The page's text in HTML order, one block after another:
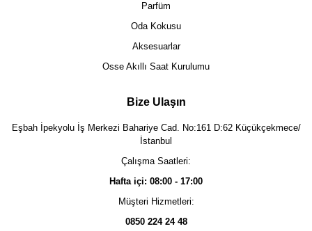
Parfüm
Oda Kokusu
Aksesuarlar
Osse Akıllı Saat Kurulumu
Bize Ulaşın
Eşbah İpekyolu İş Merkezi Bahariye Cad. No:161 D:62 Küçükçekmece/
İstanbul
Çalışma Saatleri:
Hafta içi: 08:00 - 17:00
Müşteri Hizmetleri:
0850 224 24 48